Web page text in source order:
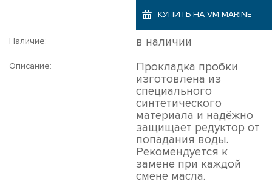
КУПИТЬ НА VM MARINE
Наличие: в наличии
Описание:
Прокладка пробки
изготовлена из
специального
синтетического
материала и надёжно
защищает редуктор от
попадания воды.
Рекомендуется к
замене при каждой
смене масла.